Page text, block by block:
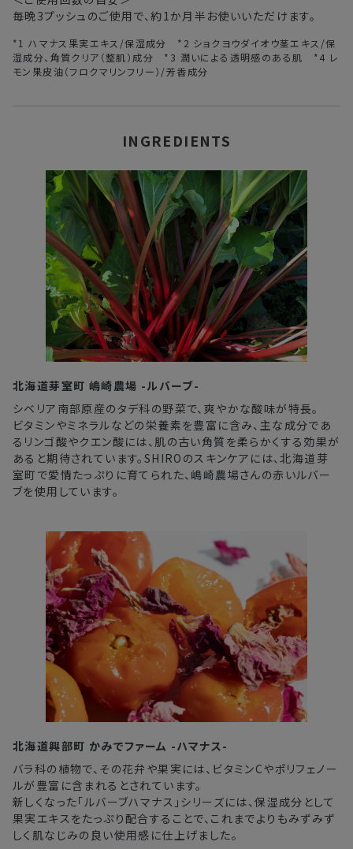
毎晩3プッシュのご使用で、約1か月半お使いいただけます。
*1 ハマナス果実エキス/保湿成分 *2 ショクヨウダイオウ茎エキス/保
湿成分、角質クリア（整肌）成分 *3 潤いによる透明感のある肌 *4 レ
モン果皮油（フロクマリンフリー）/芳香成分
INGREDIENTS
北海道芽室町 嶋崎農場 -ルバーブ-
シベリア南部原産のタデ科の野菜で、爽やかな酸味が特長。
ビタミンやミネラルなどの栄養素を豊富に含み、主な成分であ
るリンゴ酸やクエン酸には、肌の古い角質を柔らかくする効果が
あると期待されています。SHIROのスキンケアには、北海道芽
室町で愛情たっぷりに育てられた、嶋崎農場さんの赤いルバー
ブを使用しています。
北海道興部町 かみでファーム -ハマナス-
バラ科の植物で、その花弁や果実には、ビタミンCやポリフェノー
ルが豊富に含まれるとされています。
新しくなった「ルバーブハマナス」シリーズには、保湿成分として
果実エキスをたっぷり配合することで、これまでよりもみずみず
しく肌なじみの良い使用感に仕上げました。